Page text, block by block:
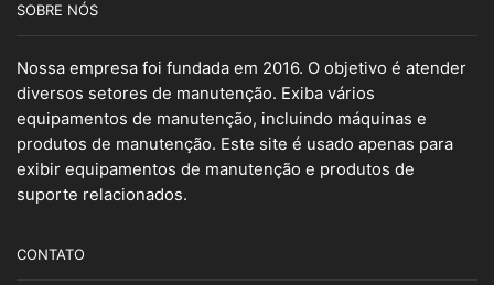
SOBRE NÓS
Nossa empresa foi fundada em 2016. O objetivo é atender
diversos setores de manutenção. Exiba vários
equipamentos de manutenção, incluindo máquinas e
produtos de manutenção. Este site é usado apenas para
exibir equipamentos de manutenção e produtos de
suporte relacionados.
CONTATO